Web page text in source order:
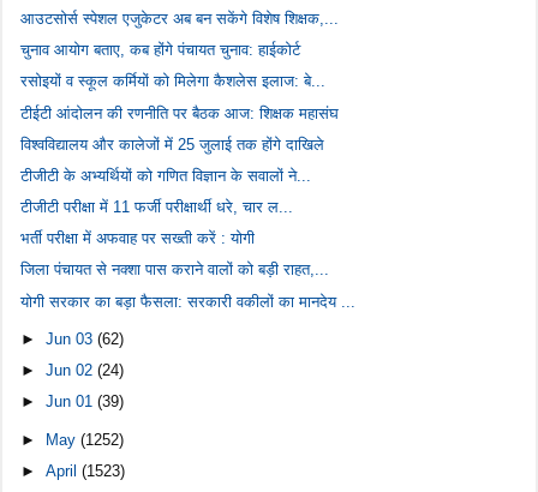
आउटसोर्स स्पेशल एजुकेटर अब बन सकेंगे विशेष शिक्षक,...
चुनाव आयोग बताए, कब होंगे पंचायत चुनाव: हाईकोर्ट
रसोइयों व स्कूल कर्मियों को मिलेगा कैशलेस इलाज: बे...
टीईटी आंदोलन की रणनीति पर बैठक आज: शिक्षक महासंघ
विश्वविद्यालय और कालेजों में 25 जुलाई तक होंगे दाखिले
टीजीटी के अभ्यर्थियों को गणित विज्ञान के सवालों ने...
टीजीटी परीक्षा में 11 फर्जी परीक्षार्थी धरे, चार ल...
भर्ती परीक्षा में अफवाह पर सख्ती करें : योगी
जिला पंचायत से नक्शा पास कराने वालों को बड़ी राहत,...
योगी सरकार का बड़ा फैसला: सरकारी वकीलों का मानदेय ...
►Jun 03(62)
►Jun 02(24)
►Jun 01(39)
► May(1252)
►April(1523)